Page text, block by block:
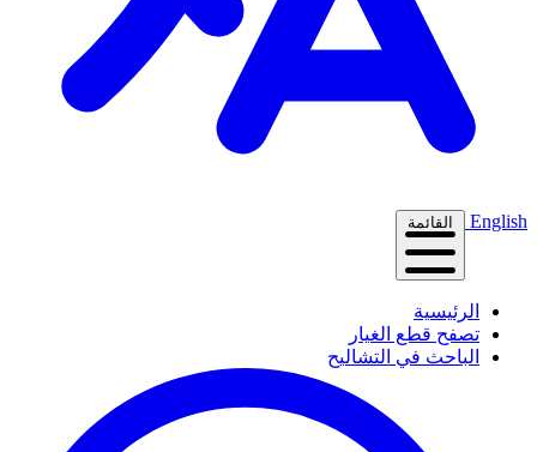
English القائمة
الرئيسية
تصفح قطع الغيار
الباحث في التشاليح